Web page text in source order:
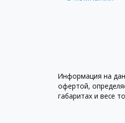
Информация на
офертой,
габаритах и весе